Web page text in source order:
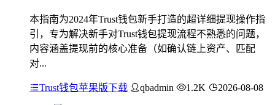
本指南为2024年Trust钱包新手打造的超详细提现操作指
引，专为解决新手对Trust钱包提现流程不熟悉的问题，
内容涵盖提现前的核心准备（如确认链上资产、匹配
对...
Trust钱包苹果版下载 qbadmin 1.2K 2026-08-08